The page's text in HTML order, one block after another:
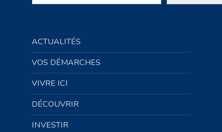
ACTUALITÉS
VOS DÉMARCHES
VIVRE ICI
DÉCOUVRIR
INVESTIR